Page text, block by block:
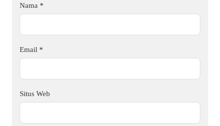
Nama *
Email *
Situs Web